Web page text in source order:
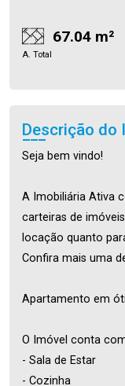
67.04 m²
A. Total
Descrição do
Seja bem vindo!
A Imobiliária Ativa
carteiras de
locação quanto
Confira mais uma
Apartamento em
O Imóvel conta
- Sala de Estar
- Cozinha